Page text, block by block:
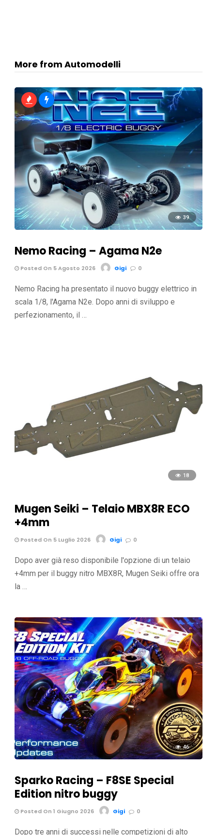
More from Automodelli
39
Nemo Racing – Agama N2e
Posted On 5 Agosto 2026 Gigi 0
Nemo Racing ha presentato il nuovo buggy elettrico in
scala 1/8, l'Agama N2e. Dopo anni di sviluppo e
perfezionamento, il …
18
Mugen Seiki – Telaio MBX8R ECO
+4mm
Posted On 5 Luglio 2026 Gigi 0
Dopo aver già reso disponibile l'opzione di un telaio
+4mm per il buggy nitro MBX8R, Mugen Seiki offre ora
la …
46
Sparko Racing – F8SE Special
Edition nitro buggy
Posted On 1 Giugno 2026 Gigi 0
Dopo tre anni di successi nelle competizioni di alto